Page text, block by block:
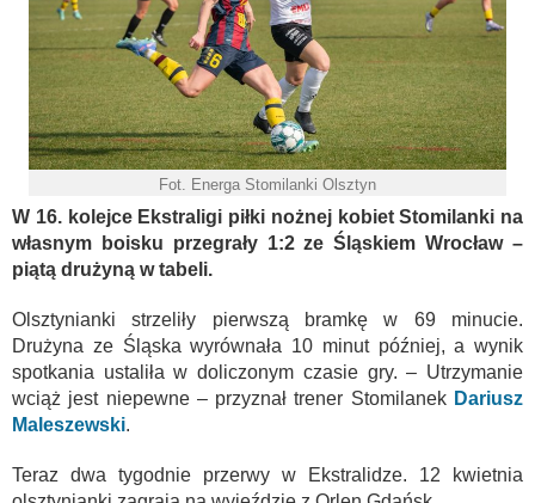
Fot. Energa Stomilanki Olsztyn
W 16. kolejce Ekstraligi piłki nożnej kobiet Stomilanki na
własnym boisku przegrały 1:2 ze Śląskiem Wrocław –
piątą drużyną w tabeli.
Olsztynianki strzeliły pierwszą bramkę w 69 minucie.
Drużyna ze Śląska wyrównała 10 minut później, a wynik
spotkania ustaliła w doliczonym czasie gry. – Utrzymanie
wciąż jest niepewne – przyznał trener Stomilanek Dariusz
Maleszewski.
Teraz dwa tygodnie przerwy w Ekstralidze. 12 kwietnia